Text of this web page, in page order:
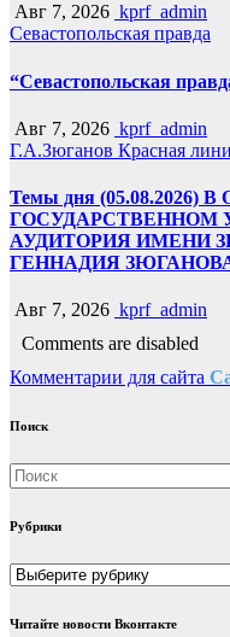
Авг 7, 2026 kprf_admin
Севастопольская правда
“Севастопольская
Авг 7, 2026 kprf_admin
Г.А.Зюганов Красная
Темы дня (05.08.2026)
ГОСУДАРСТВЕННОМ
АУДИТОРИЯ ИМЕНИ
ГЕННАДИЯ
Авг 7, 2026 kprf_admin
Comments are disabled
Комментарии для сайта
Поиск
Рубрики
Рубрики
Читайте новости Вконтакте